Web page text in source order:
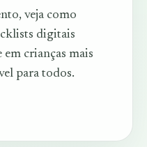
veja como
digitais
em crianças mais
para todos.